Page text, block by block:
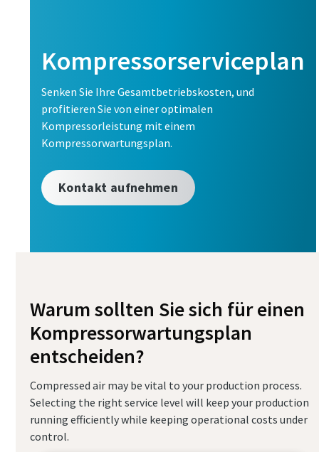
Kompressorserviceplan
Senken Sie Ihre Gesamtbetriebskosten, und
profitieren Sie von einer optimalen
Kompressorleistung mit einem
Kompressorwartungsplan.
Kontakt aufnehmen
Warum sollten Sie sich für einen
Kompressorwartungsplan
entscheiden?
Compressed air may be vital to your production process.
Selecting the right service level will keep your production
running efficiently while keeping operational costs under
control.